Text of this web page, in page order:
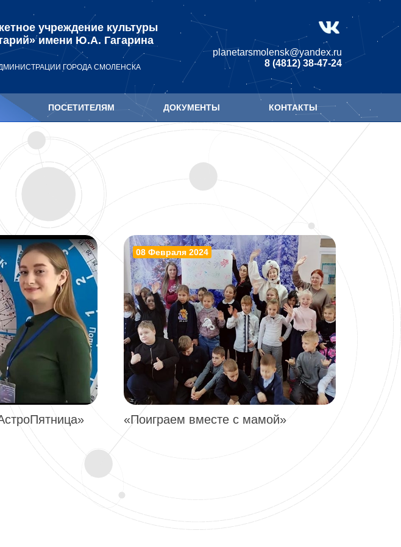
учреждение культуры
имени Ю.А. Гагарина
ГОРОДА СМОЛЕНСКА
planetarsmolensk@yandex.ru
8 (4812) 38-47-24
ПОСЕТИТЕЛЯМ ДОКУМЕНТЫ КОНТАКТЫ
08 Февраля 2024
«Поиграем вместе с мамой»